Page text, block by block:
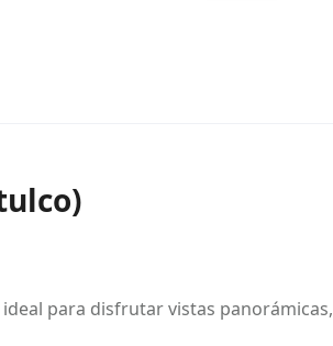
para disfrutar vistas panorámicas,